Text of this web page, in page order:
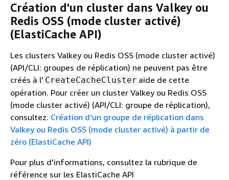
Création d'un cluster dans Valkey ou
Redis OSS (mode cluster activé)
(ElastiCache API)
Les clusters Valkey ou Redis OSS (mode cluster activé)
(API/CLI: groupes de réplication) ne peuvent pas être
créés à l' CreateCacheCluster aide de cette
opération. Pour créer un cluster Valkey ou Redis OSS
(mode cluster activé) (API/CLI: groupe de réplication),
consultez. Création d'un groupe de réplication dans
Valkey ou Redis OSS (mode cluster activé) à partir de
zéro (ElastiCache API)
Pour plus d'informations, consultez la rubrique de
référence sur les ElastiCache API